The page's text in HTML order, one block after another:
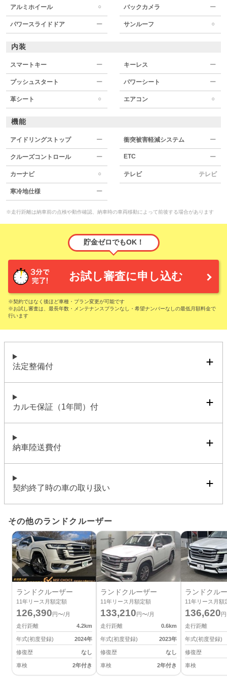
アルミホイール ○ バックカメラ ー
パワースライドドア ー サンルーフ ○
内装
スマートキー ー キーレス ー
プッシュスタート ー パワーシート ー
革シート ○ エアコン ○
機能
アイドリングストップ ー 衝突被害軽減システム ー
クルーズコントロール ー ETC ー
カーナビ ○ テレビ テレビ
寒冷地仕様 ー
※走行距離は納車前の点検や動作確認、納車時の車両移動によって前後する場合があります
貯金ゼロでもOK！
お試し審査に申し込む
※契約ではなく後ほど車種・プラン変更が可能です
※お試し審査は、最長年数・メンテナンスプランなし・希望ナンバーなしの最低月額料金で
行います
法定整備付
カルモ保証（1年間）付
納車陸送費付
契約終了時の車の取り扱い
その他のランドクルーザー
ランドクルーザー
11年リース月額定額
126,390円〜/月
走行距離
4.2km
年式(初度登録) 2024年
修復歴 なし
車検 2年付き
ランドクルーザー
11年リース月額定額
133,210円〜/月
走行距離
0.6km
年式(初度登録) 2023年
修復歴 なし
車検 2年付き
ランドクル
11年リース月額
136,620
走行距離
年式(初度登録)
修復歴
車検